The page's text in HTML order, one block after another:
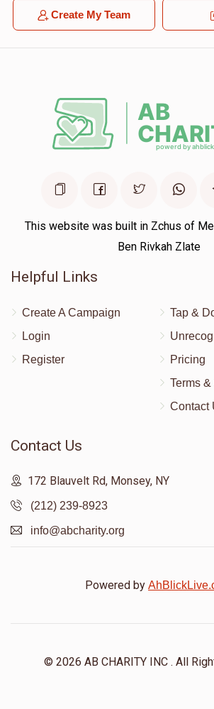
Create My Team
This website was built in Zchus of
Ben Rivkah Zlate
Helpful Links
Create A Campaign
Login
Register
Tap &
Pricing
Terms
Contact
Contact Us
172 Blauvelt Rd, Monsey, NY
(212) 239-8923
info@abcharity.org
Powered by
© 2026 AB CHARITY INC . All